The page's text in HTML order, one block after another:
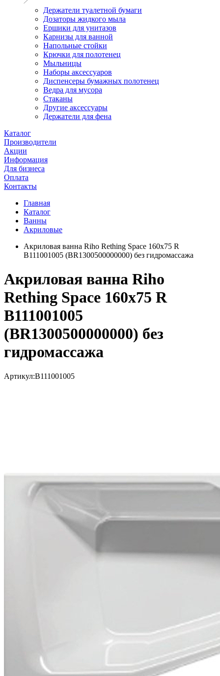
Держатели туалетной бумаги
Дозаторы жидкого мыла
Ершики для унитазов
Карнизы для ванной
Напольные стойки
Крючки для полотенец
Мыльницы
Наборы аксессуаров
Диспенсеры бумажных полотенец
Ведра для мусора
Стаканы
Другие аксессуары
Держатели для фена
Каталог
Производители
Акции
Информация
Для бизнеса
Оплата
Контакты
Главная
Каталог
Ванны
Акриловые
Акриловая ванна Riho Rething Space 160х75 R
B111001005 (BR1300500000000) без гидромассажа
Акриловая ванна Riho
Rething Space 160х75 R
B111001005
(BR1300500000000) без
гидромассажа
Артикул:B111001005